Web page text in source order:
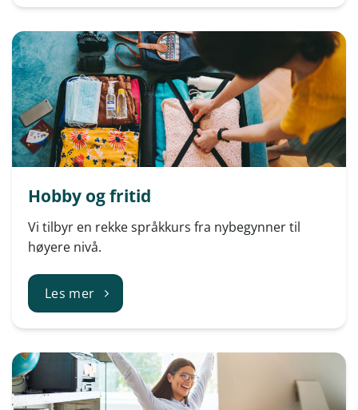
Hobby og fritid
Vi tilbyr en rekke språkkurs fra nybegynner til
høyere nivå.
Les mer